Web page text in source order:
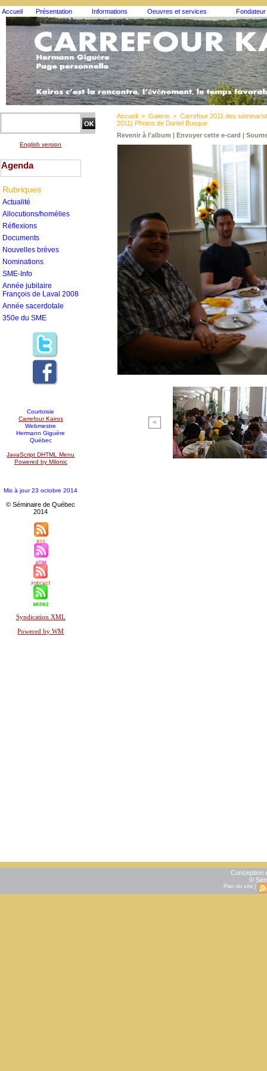
Accueil Présentation Informations Oeuvres et services Fondateur
English version
Agenda
Rubriques
Actualité
Allocutions/homélies
Réflexions
Documents
Nouvelles brèves
Nominations
SME-Info
Année jubilaire
François de Laval 2008
Année sacerdotale
350e du SME
Courtoisie
Carrefour Kairos
Webmestre
Hermann Giguère
Québec
JavaScript DHTML Menu
Powered by Milonic
Mis à jour 23 octobre 2014
© Séminaire de Québec
2014
Syndication XML
Powered by WM
Accueil > Galerie > Carrefour 2011 des
2011) Photos de Daniel Busque
Revenir à l'album | Envoyer cette e-card |
<
Conception
©
Plan du site